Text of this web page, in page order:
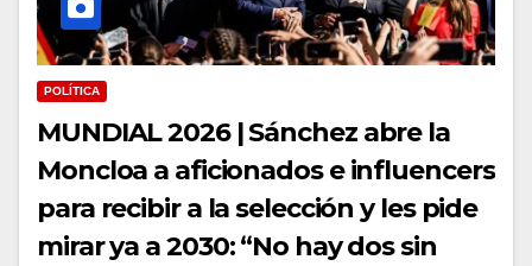
POLÍTICA
MUNDIAL 2026 | Sánchez abre la
Moncloa a aficionados e influencers
para recibir a la selección y les pide
mirar ya a 2030: “No hay dos sin